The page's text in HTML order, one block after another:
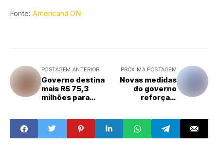
Fonte: Americana ON
POSTAGEM ANTERIOR
Governo destina
mais R$ 75,3
milhões para
PRÓXIMA POSTAGEM
Novas medidas
do governo
reforçam
internet